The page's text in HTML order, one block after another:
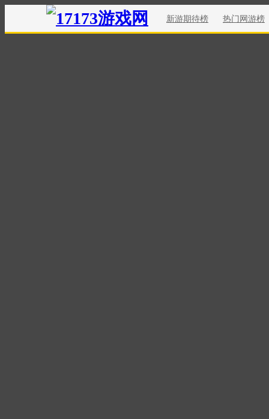
新游期待榜 热门网游榜